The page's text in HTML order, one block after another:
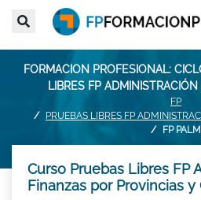
FORMACION PROFESIONAL:
LIBRES FP
FP
PRUEBAS LIBRES FP
FP
Curso Pruebas Libres FP
Finanzas por Provincias y